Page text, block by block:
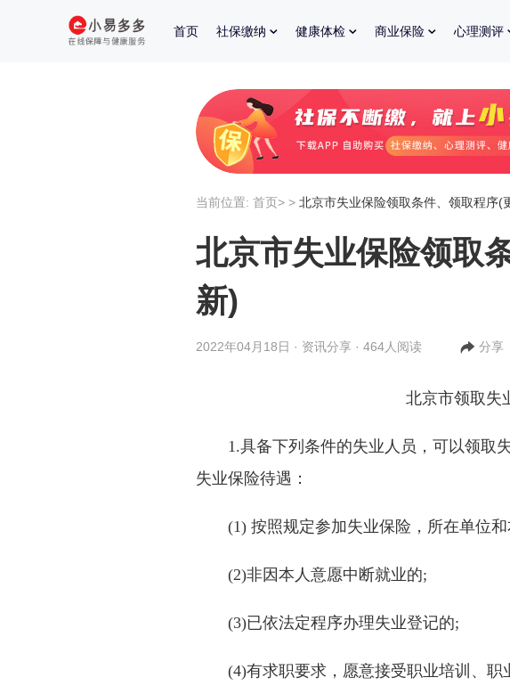
首页 社保缴纳 健康体检 商业保险 心理测评
当前位置: 首页> > 北京市失业保险领取条件、领取程序(
北京市失业保险领取
新)
2022年04月18日 · 资讯分享 · 464人阅读 分享
北京市领取失
1.具备下列条件的失业人员，可以领取
失业保险待遇：
(1) 按照规定参加失业保险，所在单位和
(2)非因本人意愿中断就业的;
(3)已依法定程序办理失业登记的;
(4)有求职要求，愿意接受职业培训、职